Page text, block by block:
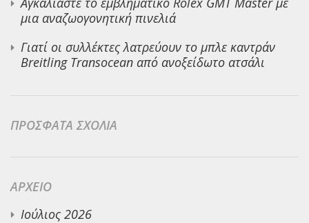
μια αναζωογονητική πινελιά
Γιατί οι συλλέκτες λατρεύουν το μπλε καντράν
Breitling Transocean από ανοξείδωτο ατσάλι
ΠΡΌΣΦΑΤΑ ΣΧΌΛΙΑ
ΑΡΧΕΊΟ
Ιούλιος 2026